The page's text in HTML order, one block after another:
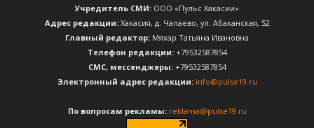
Учредитель СМИ: ООО «Пульс Хакасии»
Адрес редакции:Хакасия, д. Чапаево, ул. Абаканская, 52
Главный редактор: Мяхар Татьяна Ивановна
Телефон редакции:+79532587854
CМС, мессенджеры:+79532587854
Электронный адрес редакции: info@pulse19.ru
По вопросам рекламы: reklama@pulse19.ru